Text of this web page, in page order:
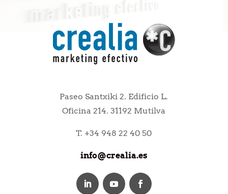
Paseo Santxiki 2. Edificio L.
Oficina 214. 31192 Mutilva
T. +34 948 22 40 50
info@crealia.es